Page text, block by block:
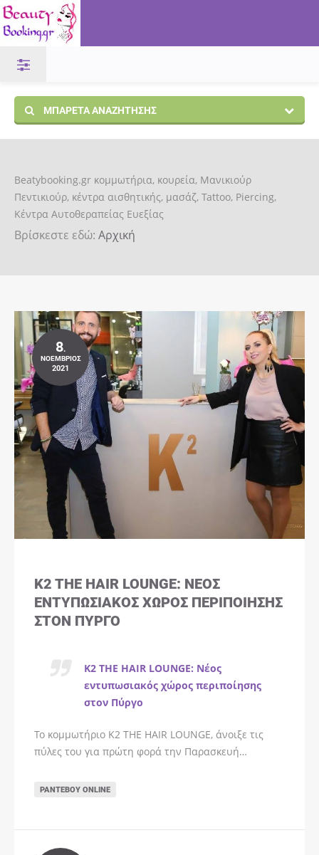
ΜΠΑΡΈΤΑ ΑΝΑΖΉΤΗΣΗΣ
Beatybooking.gr κομμωτήρια, κουρεία, Μανικιούρ
Πεντικιούρ, κέντρα αισθητικής, μασάζ, Tattoo, Piercing,
Κέντρα Αυτοθεραπείας Ευεξίας
Βρίσκεστε εδώ: Αρχική
8.
ΝΟΈΜΒΡΙΟΣ
2021
K2 THE HAIR LOUNGE: ΝΈΟΣ
ΕΝΤΥΠΩΣΙΑΚΌΣ ΧΏΡΟΣ ΠΕΡΙΠΟΊΗΣΗΣ
ΣΤΟΝ ΠΎΡΓΟ
K2 THE HAIR LOUNGE: Νέος
εντυπωσιακός χώρος περιποίησης
στον Πύργο
Το κομμωτήριο K2 THE HAIR LOUNGE, άνοιξε τις
πύλες του για πρώτη φορά την Παρασκευή…
ΡΑΝΤΕΒΟΎ ONLINE